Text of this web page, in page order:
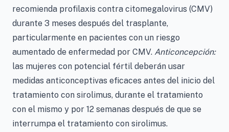
recomienda profilaxis contra citomegalovirus (CMV)
durante 3 meses después del trasplante,
particularmente en pacientes con un riesgo
aumentado de enfermedad por CMV. Anticoncepción:
las mujeres con potencial fértil deberán usar
medidas anticonceptivas eficaces antes del inicio del
tratamiento con sirolimus, durante el tratamiento
con el mismo y por 12 semanas después de que se
interrumpa el tratamiento con sirolimus.